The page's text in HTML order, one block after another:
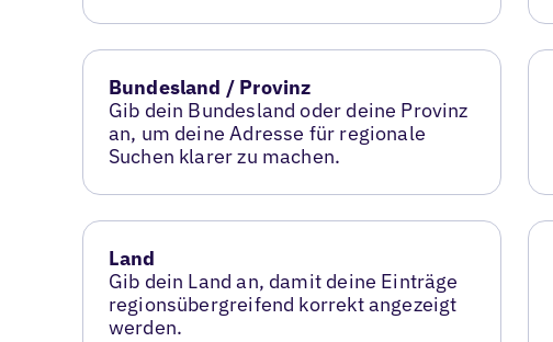
Bundesland / Provinz
Gib dein Bundesland oder deine Provinz
an, um deine Adresse für regionale
Suchen klarer zu machen.
Land
Gib dein Land an, damit deine Einträge
regionsübergreifend korrekt angezeigt
werden.